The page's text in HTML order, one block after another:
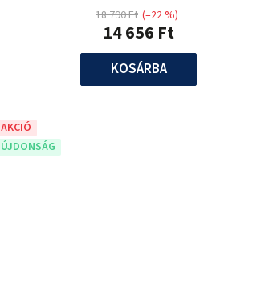
14 656 Ft
18 790 Ft (–22 %)
KOSÁRBA
AKCIÓ
ÚJDONSÁG